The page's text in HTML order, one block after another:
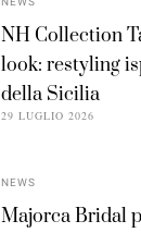
NH Collection
look: restyling
della Sicilia
29 LUGLIO 2026
NEWS
Majorca Bridal